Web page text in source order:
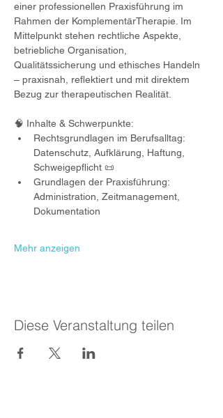
einer professionellen Praxisführung im
Rahmen der KomplementärTherapie. Im
Mittelpunkt stehen rechtliche Aspekte,
betriebliche Organisation,
Qualitätssicherung und ethisches Handeln
– praxisnah, reflektiert und mit direktem
Bezug zur therapeutischen Realität.
🧠 Inhalte & Schwerpunkte:
Rechtsgrundlagen im Berufsalltag:
Datenschutz, Aufklärung, Haftung,
Schweigepflicht 📜
Grundlagen der Praxisführung:
Administration, Zeitmanagement,
Dokumentation
Mehr anzeigen
Diese Veranstaltung teilen